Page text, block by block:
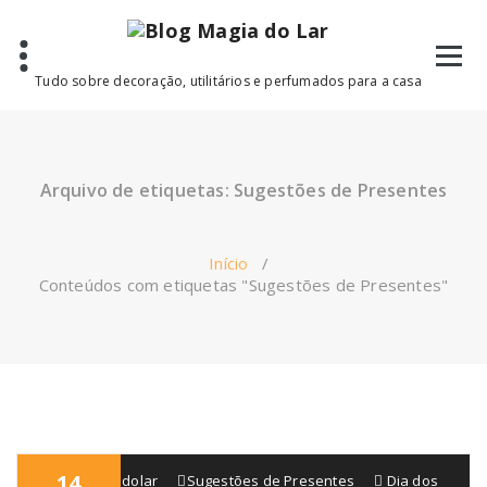
conteúdoTudo sobre decoração, utilitários e perfumados para a casa
Arquivo de etiquetas: Sugestões de Presentes
Início /
Conteúdos com etiquetas "Sugestões de Presentes"
blogmagiadolar Sugestões de Presentes
Dia dos